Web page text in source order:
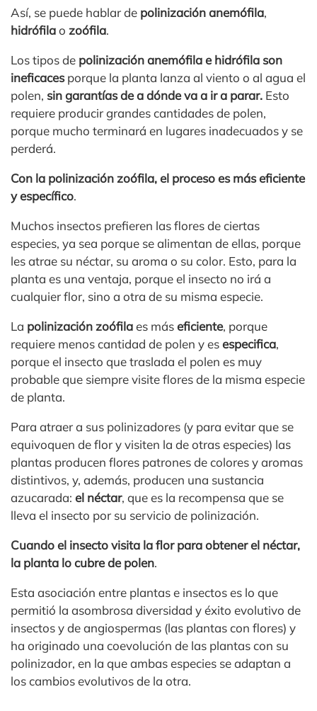
Así, se puede hablar de polinización anemófila,
hidrófilao zoófila.
Los tipos de polinización anemófila e hidrófila son
ineficacesporque la planta lanza al viento o al agua el
polen, sin garantías de a dónde va a ir a parar. Esto
requiere producir grandes cantidades de polen,
porque mucho terminará en lugares inadecuados y se
perderá.
Con la polinización zoófila, el proceso es más eficiente
y específico.
Muchos insectos prefieren las flores de ciertas
especies, ya sea porque se alimentan de ellas, porque
les atrae su néctar, su aroma o su color. Esto, para la
planta es una ventaja, porque el insecto no irá a
cualquier flor, sino a otra de su misma especie.
La polinización zoófilaes máseficiente, porque
requiere menos cantidad de polen y esespecifica,
porque el insecto que traslada el polen es muy
probable que siempre visite flores de la misma especie
de planta.
Para atraer a sus polinizadores (y para evitar que se
equivoquen de flor y visiten la de otras especies) las
plantas producen flores patrones de colores y aromas
distintivos, y, además, producen una sustancia
azucarada: el néctar, que es la recompensa que se
lleva el insecto por su servicio de polinización.
Cuando el insecto visita la flor para obtener el néctar,
la planta lo cubre de polen.
Esta asociación entre plantas e insectos es lo que
permitió la asombrosa diversidad y éxito evolutivo de
insectos y de angiospermas (las plantas con flores) y
ha originado una coevolución de las plantas con su
polinizador, en la que ambas especies se adaptan a
los cambios evolutivos de la otra.